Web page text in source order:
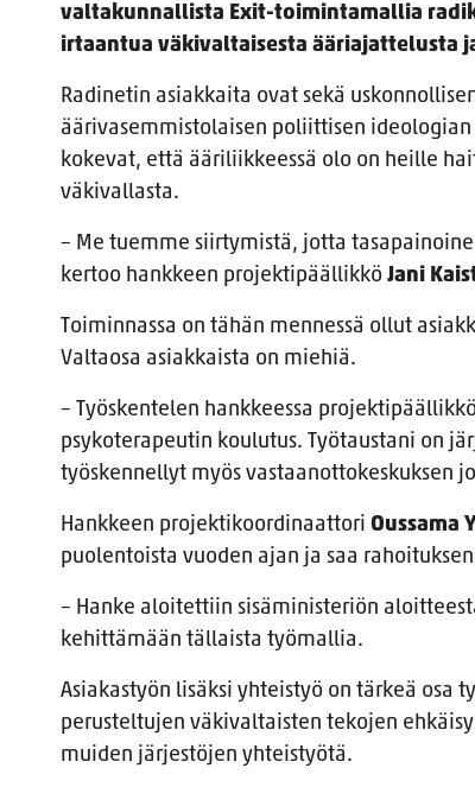
valtakunnallista Exit-toimintamallia
irtaantua väkivaltaisesta ääriajattelusta
Radinetin asiakkaita ovat sekä
äärivasemmistolaisen poliittisen
kokevat, että ääriliikkeessä olo on heille
väkivallasta.
– Me tuemme siirtymistä, jotta
kertoo hankkeen projektipäällikkö Jani
Toiminnassa on tähän mennessä ollut
Valtaosa asiakkaista on miehiä.
– Työskentelen hankkeessa
psykoterapeutin koulutus. Työtaustani on
työskennellyt myös vastaanottokeskuksen
Hankkeen projektikoordinaattori Oussama
puolentoista vuoden ajan ja saa
– Hanke aloitettiin sisäministeriön
kehittämään tällaista työmallia.
Asiakastyön lisäksi yhteistyö on tärkeä osa
perusteltujen väkivaltaisten tekojen
muiden järjestöjen yhteistyötä.